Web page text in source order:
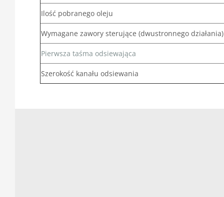
Ilość pobranego oleju
Wymagane zawory sterujące (dwustronnego działania)
Pierwsza taśma odsiewająca
Szerokość kanału odsiewania